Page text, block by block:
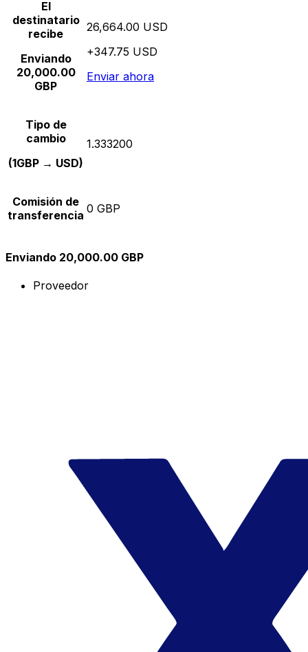
El
destinatario
recibe
Enviando
20,000.00
GBP
26,664.00 USD
+347.75 USD
Enviar ahora
Tipo de
cambio
(1GBP → USD)
1.333200
Comisión de
transferencia 0 GBP
Enviando 20,000.00 GBP
Proveedor